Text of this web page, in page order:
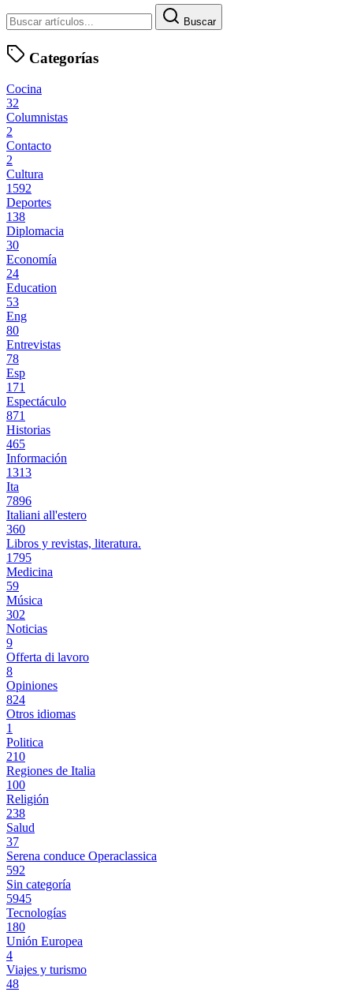
Buscar
Categorías
Cocina
32
Columnistas
2
Contacto
2
Cultura
1592
Deportes
138
Diplomacia
30
Economía
24
Education
53
Eng
80
Entrevistas
78
Esp
171
Espectáculo
871
Historias
465
Información
1313
Ita
7896
Italiani all'estero
360
Libros y revistas, literatura.
1795
Medicina
59
Música
302
Noticias
9
Offerta di lavoro
8
Opiniones
824
Otros idiomas
1
Politica
210
Regiones de Italia
100
Religión
238
Salud
37
Serena conduce Operaclassica
592
Sin categoría
5945
Tecnologías
180
Unión Europea
4
Viajes y turismo
48